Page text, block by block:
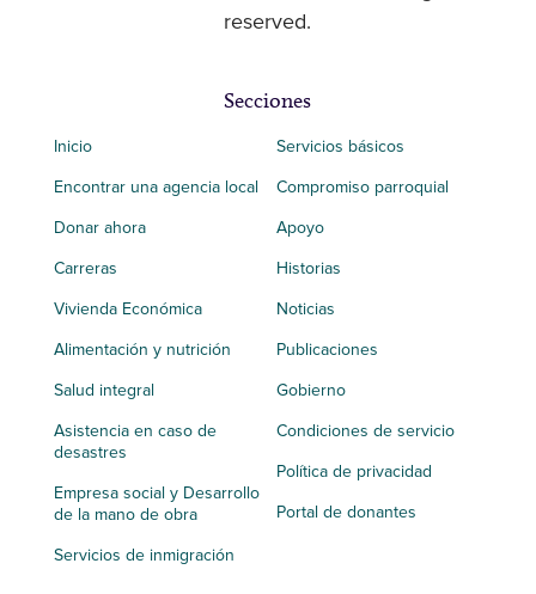
reserved.
Secciones
Inicio
Encontrar una agencia local
Donar ahora
Carreras
Vivienda Económica
Alimentación y nutrición
Salud integral
Asistencia en caso de
desastres
Empresa social y Desarrollo
de la mano de obra
Servicios de inmigración
Servicios básicos
Compromiso parroquial
Apoyo
Historias
Noticias
Publicaciones
Gobierno
Condiciones de servicio
Política de privacidad
Portal de donantes